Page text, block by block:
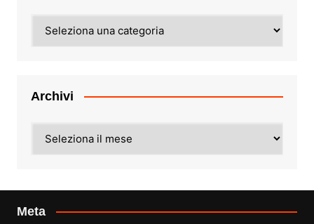
Archivi
Meta